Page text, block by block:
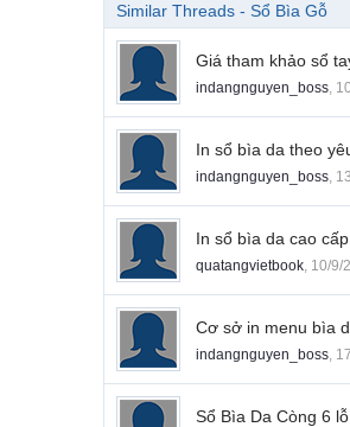
Similar Threads - Sổ Bìa Gỗ
Giá tham khảo sổ
indangnguyen_boss,
In sổ bìa da theo
indangnguyen_boss,
In sổ bìa da cao
quatangvietbook, 10/9/
Cơ sở in menu bìa
indangnguyen_boss,
Sổ Bìa Da Còng 6